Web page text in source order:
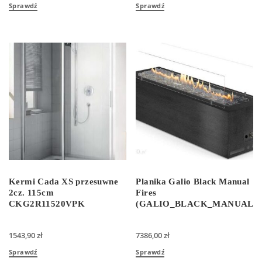
Sprawdź Sprawdź
Kermi Cada XS przesuwne
2cz. 115cm
CKG2R11520VPK
1543,90zł
Sprawdź
Planika Galio Black Manual
Fires
(GALIO_BLACK_MANUAL)
7386,00zł
Sprawdź